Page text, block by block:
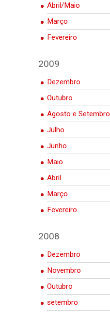
Abril/Maio
Março
Fevereiro
2009
Dezembro
Outubro
Agosto e Setembro
Julho
Junho
Maio
Abril
Março
Fevereiro
2008
Dezembro
Novembro
Outubro
setembro